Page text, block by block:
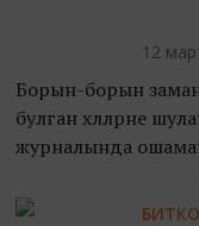
12
Борын-борын
булган хәлләрне
журналында